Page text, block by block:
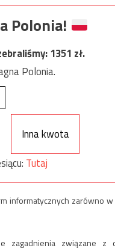
Polonia!
1351 zł.
Polonia.
Inna kwota
Tutaj
informatycznych zarówno
zagadnienia związane z